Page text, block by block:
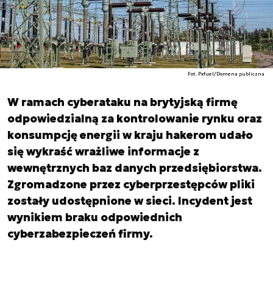
Fot. Pxfuel/Domena publiczna
W ramach cyberataku na brytyjską firmę
odpowiedzialną za kontrolowanie rynku oraz
konsumpcję energii w kraju hakerom udało
się wykraść wrażliwe informacje z
wewnętrznych baz danych przedsiębiorstwa.
Zgromadzone przez cyberprzestępców pliki
zostały udostępnione w sieci. Incydent jest
wynikiem braku odpowiednich
cyberzabezpieczeń firmy.